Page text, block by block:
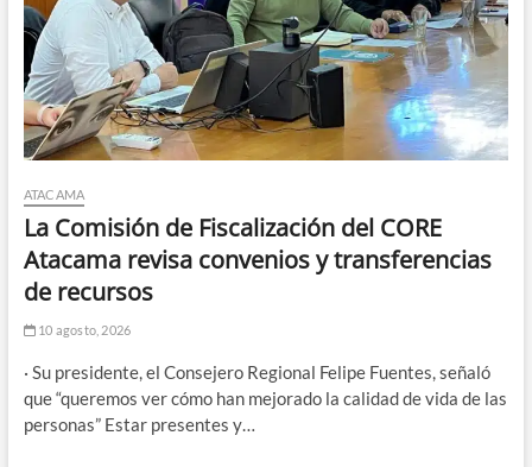
ATACAMA
La Comisión de Fiscalización del CORE
Atacama revisa convenios y transferencias
de recursos
10 agosto, 2026
· Su presidente, el Consejero Regional Felipe Fuentes, señaló
que “queremos ver cómo han mejorado la calidad de vida de las
personas” Estar presentes y…